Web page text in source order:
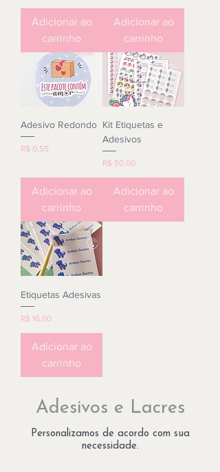
Adicionar ao
carrinho
Adicionar ao
carrinho
Adesivo Redondo
Preço
R$ 0,55
Adicionar ao
carrinho
Kit Etiquetas e
Adesivos
Preço
R$ 50,00
Adicionar ao
carrinho
Etiquetas Adesivas
Preço
R$ 16,00
Adicionar ao
carrinho
Adesivos e Lacres
Personalizamos de acordo com sua
necessidade.